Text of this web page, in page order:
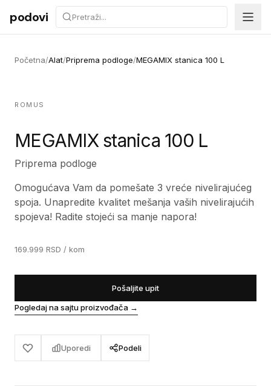
Preskoči na sadržaj
podovi
Početna/Alat/Priprema podloge/MEGAMIX stanica 100 L
ROMUS
MEGAMIX stanica 100 L
Priprema podloge
Omogućava Vam da pomešate 3 vreće nivelirajućeg
spoja. Unapredite kvalitet mešanja vaših nivelirajućih
spojeva! Radite stojeći sa manje napora!
169.999 RSD / kom
Pošaljite upit
Pogledaj na sajtu proizvođača →
Uporedi Podeli